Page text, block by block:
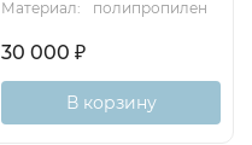
Материал:
полипропилен
30 000 ₽
В корзину